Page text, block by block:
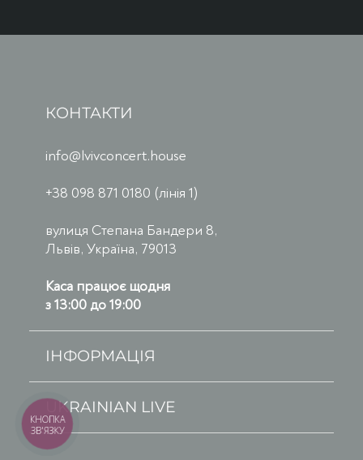
КОНТАКТИ
info@lvivconcert.house
+38 098 871 0180 (лінія 1)
вулиця Степана Бандери 8,
Львів, Україна, 79013
Каса працює щодня
з 13:00 до 19:00
ІНФОРМАЦІЯ
UKRAINIAN LIVE
КНОПКА
ЗВ'ЯЗКУ